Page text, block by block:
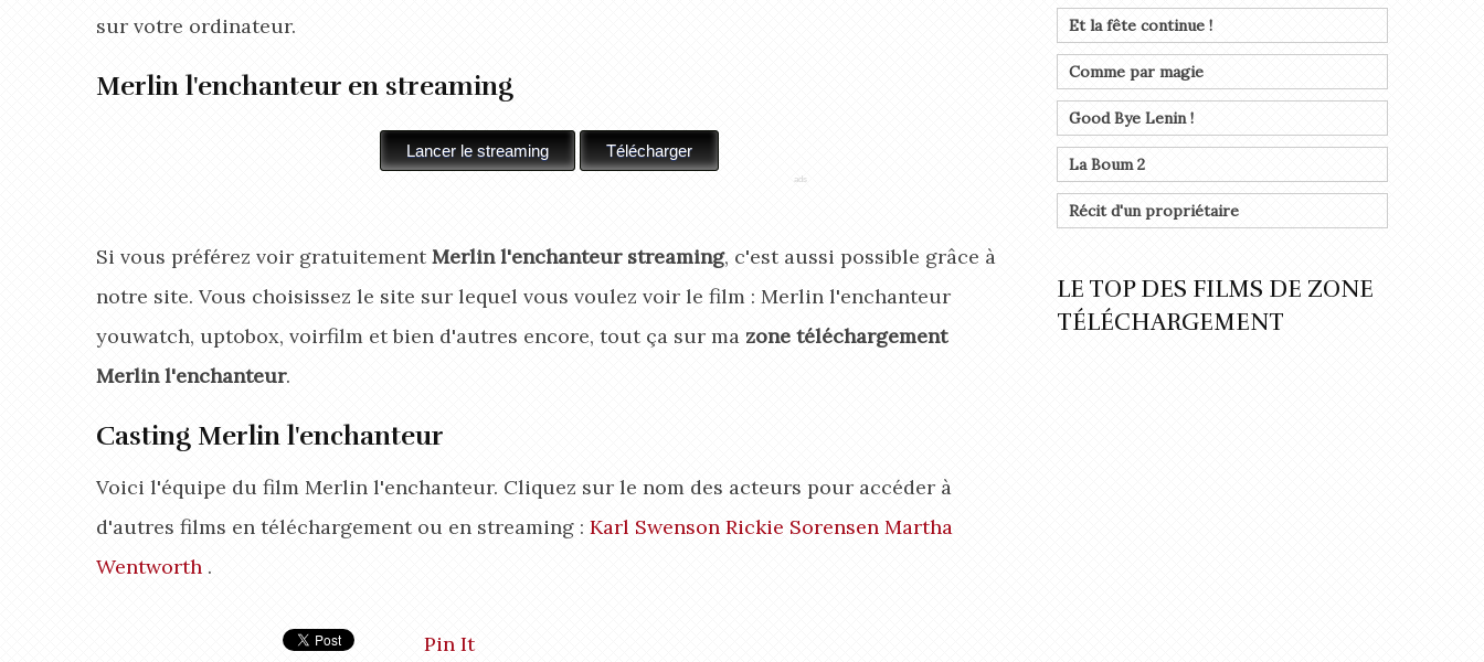
sur votre ordinateur.
Merlin l'enchanteur en streaming
Si vous préférez voir gratuitementMerlin l'enchanteur streaming, c'est aussi possible grâce à
notre site. Vous choisissez le site sur lequel vous voulez voir le film : Merlin l'enchanteur
youwatch, uptobox, voirfilm et bien d'autres encore, tout ça sur ma zone téléchargement
Merlin l'enchanteur.
Casting Merlin l'enchanteur
Voici l'équipe du film Merlin l'enchanteur. Cliquez sur le nom des acteurs pour accéder à
d'autres films en téléchargement ou en streaming : Karl Swenson Rickie Sorensen Martha
Wentworth .
Pin It
Et la fête continue !
Comme par magie
Good Bye Lenin !
La Boum 2
Récit d'un propriétaire
LE TOP DES FILMS DE ZONE
TÉLÉCHARGEMENT